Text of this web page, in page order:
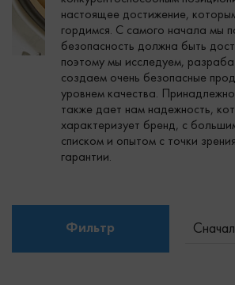
настоящее достижение,
гордимся. С самого начала мы
безопасность должна быть
поэтому мы исследуем,
создаем очень безопасные
уровнем качества.
также дает нам надежность,
характеризует бренд, с
списком и опытом с точки
гарантии.
Фильтр